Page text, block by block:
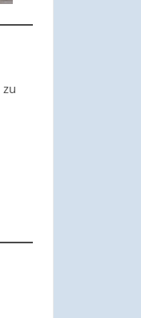
zu